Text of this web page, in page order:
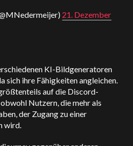
21. Dezember
KI-Bildgeneratoren
sich ihre Fähigkeiten angleichen.
auf die Discord-
Nutzern, die mehr als
der Zugang zu einer
wird.